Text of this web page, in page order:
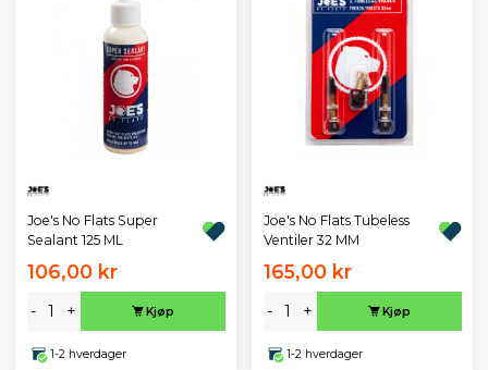
Joe's No Flats Super
Sealant 125 ML
106,00 kr
- + Kjøp
1-2 hverdager
Joe's No Flats Tubeless
Ventiler 32 MM
165,00 kr
- + Kjøp
1-2 hverdager